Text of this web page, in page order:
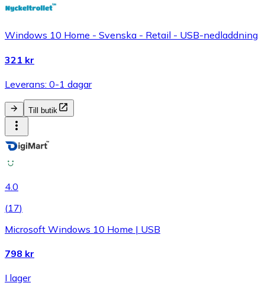
Windows 10 Home - Svenska - Retail - USB-nedladdning
321 kr
Leverans: 0-1 dagar
Till butik
4.0
(17)
Microsoft Windows 10 Home | USB
798 kr
I lager